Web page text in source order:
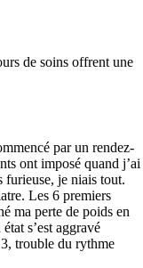
de soins offrent une
par un rendez-
ont imposé quand j’ai
furieuse, je niais tout.
Les 6 premiers
ma perte de poids en
s’est aggravé
trouble du rythme